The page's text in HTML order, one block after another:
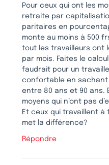
Pour ceux qui ont les
retraite par
paritaires en
monte au moins à 500
tout les travailleurs ont
par mois. Faites le
faudrait pour un
confortable en sachant
entre 80 ans et 90 ans.
moyens qui n’ont pas
Et ceux qui travaillent à
met la différence?
Répondre